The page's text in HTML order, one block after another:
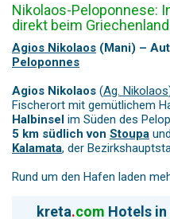
Nikolaos-Peloponnese:
direkt beim
Agios Nikolaos (Mani) –
Peloponnes
Agios Nikolaos (Ag. Nikolaos
Fischerort mit gemütlichem
Halbinsel im Süden des
5 km südlich von Stoupa
Kalamata, der
Rund um den Hafen laden
und beobachten das
kreta.com Hotels